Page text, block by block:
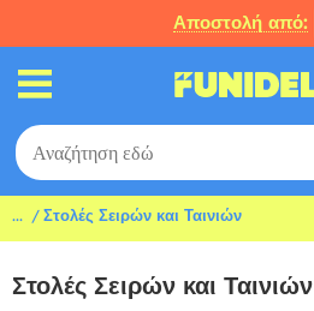
Αποστολή από:
... Στολές Σειρών και Ταινιών
Στολές Σειρών και Ταινιών